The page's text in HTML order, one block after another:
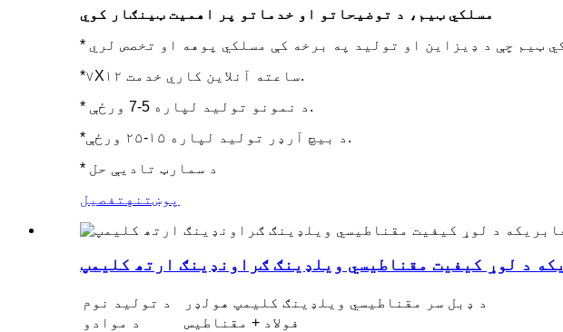
مسلکي ټیم، د توضیحاتو او خدماتو پر اهمیت ټینګار کوي
*۷X۱۲ ساعته آنلاین کاري خدمت.
* د نمونو تولید لپاره 5-7 ورځې.
*د بیچ آرډر تولید لپاره ۱۵-۲۵ ورځې.
* د سمارټ تادیې حل
پوښتنه تفصیل
د لوړ کیفیت مقناطیسي ویلډینګ ګراونډینګ ارتھ کلیمپ
د تولید نوم
د ډبل سر مقناطیسي ویلډینګ کلیمپ هولډر
د موادو
فولاد + مقناطیس